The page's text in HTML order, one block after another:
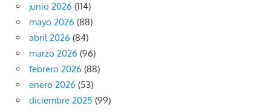
junio 2026 (114)
mayo 2026 (88)
abril 2026 (84)
marzo 2026 (96)
febrero 2026 (88)
enero 2026 (53)
diciembre 2025 (99)